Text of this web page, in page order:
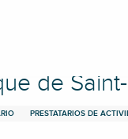
Saint-Germain-des-
de
PRESTATARIOS DE